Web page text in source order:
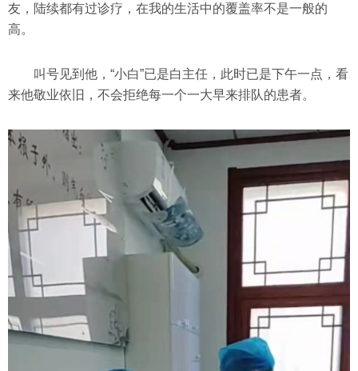
友，陆续都有过诊疗，在我的生活中的覆盖率不是一般的
高。
叫号见到他，“小白”已是白主任，此时已是下午一点，看
来他敬业依旧，不会拒绝每一个一大早来排队的患者。